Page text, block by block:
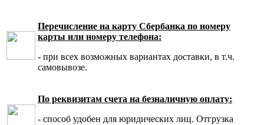
Перечисление на карту Сбербанка по номеру
карты или номеру телефона:
- при всех возможных вариантах доставки, в т.ч.
самовывозе.
По реквизитам счета на безналичную оплату:
- способ удобен для юридических лиц. Отгрузка